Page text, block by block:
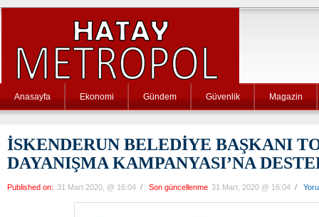
Anasayfa Ekonomi Gündem Güvenlik Magazin
İSKENDERUN BELEDİYE BAŞKANI
DAYANIŞMA KAMPANYASI’NA
Published on: 31 Mart 2020, @ 16:04 / Son güncellenme 31 Mart, 2020 @ 16:04 /